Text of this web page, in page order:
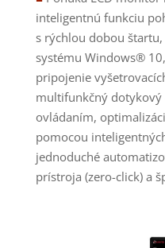
inteligentnú funkciu
s rýchlou dobou
systému Windows®
pripojenie
multifunkčný
ovládaním,
pomocou
jednoduché
prístroja (zero-click) a